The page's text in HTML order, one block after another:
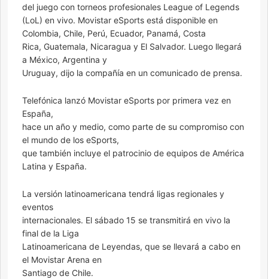
del juego con torneos profesionales League of Legends
(LoL) en vivo. Movistar eSports está disponible en
Colombia, Chile, Perú, Ecuador, Panamá, Costa
Rica, Guatemala, Nicaragua y El Salvador. Luego llegará
a México, Argentina y
Uruguay, dijo la compañía en un comunicado de prensa.
Telefónica lanzó Movistar eSports por primera vez en
España,
hace un año y medio, como parte de su compromiso con
el mundo de los eSports,
que también incluye el patrocinio de equipos de América
Latina y España.
La versión latinoamericana tendrá ligas regionales y
eventos
internacionales. El sábado 15 se transmitirá en vivo la
final de la Liga
Latinoamericana de Leyendas, que se llevará a cabo en
el Movistar Arena en
Santiago de Chile.